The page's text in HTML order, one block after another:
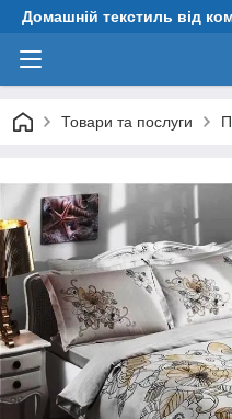
Домашній текстиль від
Товари та послуги